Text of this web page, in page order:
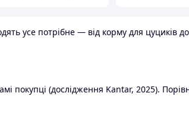
усе потрібне — від корму для цуциків
покупці (дослідження Kantar, 2025).